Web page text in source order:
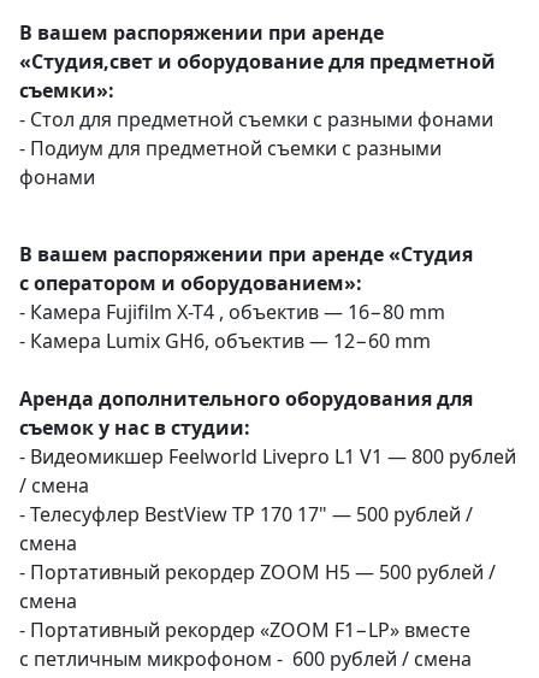
В вашем распоряжении при аренде
«Студия,свет и оборудование для предметной
съемки»:
- Стол для предметной съемки с разными фонами
- Подиум для предметной съемки с разными
фонами
В вашем распоряжении при аренде «Студия
с оператором и оборудованием»:
- Камера Fujifilm X-T4 , объектив — 16−80 mm
- Камера Lumix GH6, объектив — 12−60 mm
Аренда дополнительного оборудования для
съемок у нас в студии:
- Видеомикшер Feelworld Livepro L1 V1 — 800 рублей
/ смена
- Телесуфлер BestView TP 170 17" — 500 рублей /
смена
- Портативный рекордер ZOOM H5 — 500 рублей /
смена
- Портативный рекордер «ZOOM F1−LP» вместе
с петличным микрофоном - 600 рублей / смена